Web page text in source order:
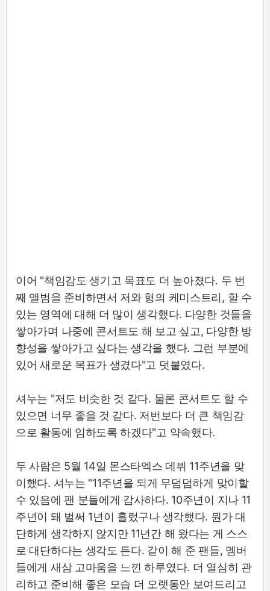
이어 "책임감도 생기고 목표도 더 높아졌다. 두 번
째 앨범을 준비하면서 저와 형의 케미스트리, 할 수
있는 영역에 대해 더 많이 생각했다. 다양한 것들을
쌓아가며 나중에 콘서트도 해 보고 싶고, 다양한 방
향성을 쌓아가고 싶다는 생각을 했다. 그런 부분에
있어 새로운 목표가 생겼다"고 덧붙였다.
셔누는 "저도 비슷한 것 같다. 물론 콘서트도 할 수
있으면 너무 좋을 것 같다. 저번보다 더 큰 책임감
으로 활동에 임하도록 하겠다"고 약속했다.
두 사람은 5월 14일 몬스타엑스 데뷔 11주년을 맞
이했다. 셔누는 "11주년을 되게 무덤덤하게 맞이할
수 있음에 팬 분들에게 감사하다. 10주년이 지나 11
주년이 돼 벌써 1년이 흘렀구나 생각했다. 뭔가 대
단하게 생각하지 않지만 11년간 해 왔다는 게 스스
로 대단하다는 생각도 든다. 같이 해 준 팬들, 멤버
들에게 새삼 고마움을 느낀 하루였다. 더 열심히 관
리하고 준비해 좋은 모습 더 오랫동안 보여드리고